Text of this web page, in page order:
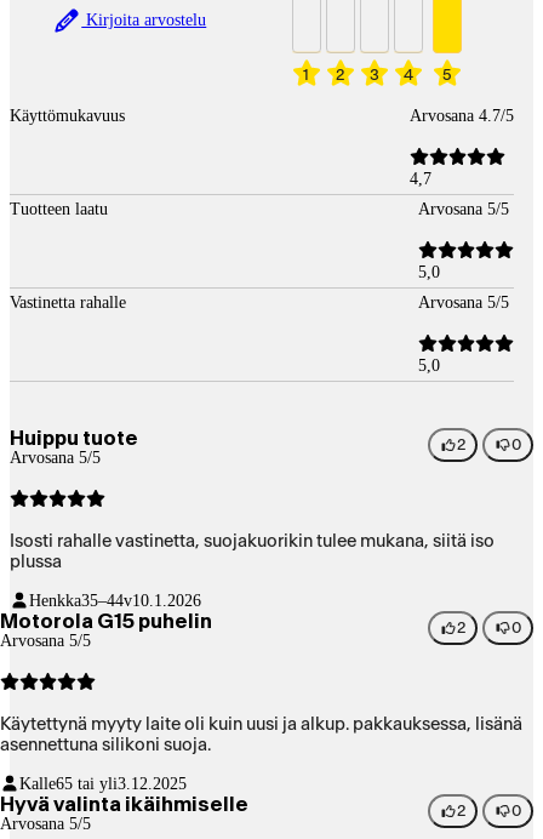
Kirjoita arvostelu
1 2 3 4 5
Käyttömukavuus Arvosana 4.7/5
4,7
Tuotteen laatu
Arvosana 5/5
5,0
Vastinetta rahalle
Arvosana 5/5
5,0
Huippu tuote
Arvosana 5/5
2 0
Isosti rahalle vastinetta, suojakuorikin tulee mukana, siitä iso
plussa
Henkka35–44v10.1.2026
Motorola G15 puhelin
Arvosana 5/5
2 0
Käytettynä myyty laite oli kuin uusi ja alkup. pakkauksessa, lisänä
asennettuna silikoni suoja.
Kalle65 tai yli3.12.2025
Hyvä valinta ikäihmiselle
Arvosana 5/5
2 0